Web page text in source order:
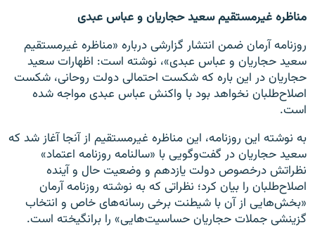
مناظره غیرمستقیم سعید حجاریان ‌و‌ عباس عبدی
روزنامه آرمان ضمن انتشار گزارشی درباره «مناظره غیرمستقیم
سعید حجاریان و عباس عبدی»، نوشته است: اظهارات سعید
حجاریان در این باره که شکست احتمالی دولت روحانی، شکست
اصلاح‌طلبان نخواهد بود با واکنش عباس عبدی مواجه شده
است.
به نوشته این روزنامه، این مناظره غیرمستقیم از آنجا آغاز شد که
سعید حجاریان در گفت‌و‌گویی با «سالنامه روزنامه اعتماد»
نظراتش درخصوص دولت یازدهم و وضعیت حال و آینده
اصلاح‌طلبان را بیان کرد؛ نظراتی که به نوشته روزنامه آرمان
«بخش‌هایی از آن با شیطنت برخی رسانه‌های خاص و انتخاب
گزینشی جملات حجاریان حساسیت‌هایی» را برانگیخته است.